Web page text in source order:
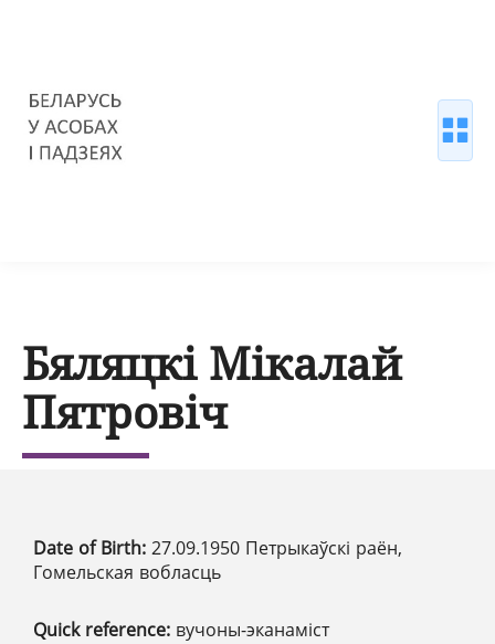
Бяляцкі Мікалай
Пятровіч
Date of Birth: 27.09.1950 Петрыкаўскі раён,
Гомельская вобласць
Quick reference: вучоны-эканаміст